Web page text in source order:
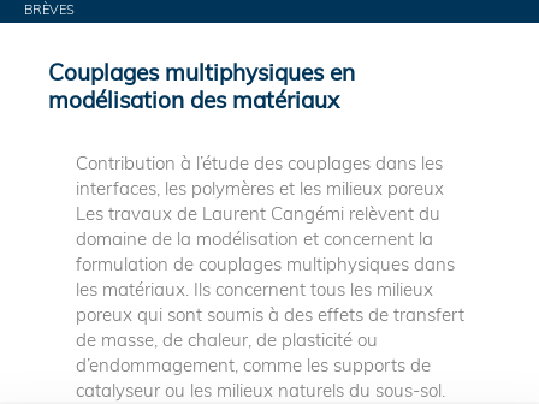
BRÈVES
Couplages multiphysiques en
modélisation des matériaux
Contribution à l’étude des couplages dans les
interfaces, les polymères et les milieux poreux
Les travaux de Laurent Cangémi relèvent du
domaine de la modélisation et concernent la
formulation de couplages multiphysiques dans
les matériaux. Ils concernent tous les milieux
poreux qui sont soumis à des effets de transfert
de masse, de chaleur, de plasticité ou
d’endommagement, comme les supports de
catalyseur ou les milieux naturels du sous-sol.